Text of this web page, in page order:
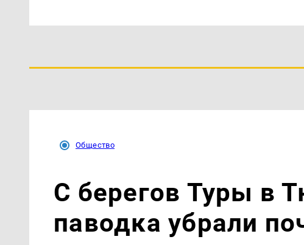
Общество
С берегов Туры в
паводка убрали